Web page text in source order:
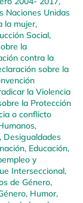
Naciones Unidas
la mujer,
Social,
la
contra la
sobre la
la Violencia
la Protección
o conflicto
,
, Desigualdades
, Educación,
y
Interseccional,
de Género,
, Humor,